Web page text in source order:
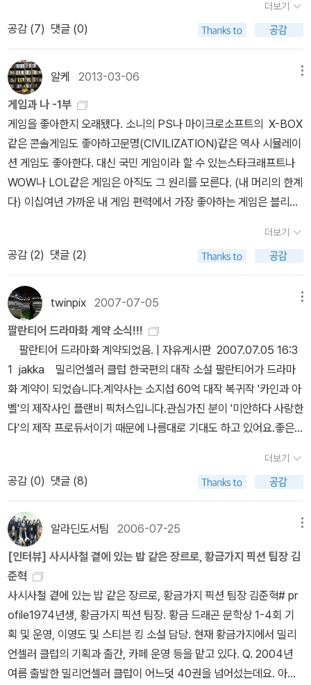
타지 소설로 판타지 소설임에도 마법은 나오지 않고 아서왕 류의 기
사간 결투나 대규모 전투신이 나오며 특이하게 비극적인 내용을 다루
고 있습니다.1~2부 10권인데 현재 거의 절판상태입니다.7.팔란티어
(1999)-김민영멀지않은 미래에 일어날 수 있을 판타지 가상 세계와
현실 사이의 혼동을 다루고 있는 팔란티어는 한국 최초의 가상현실
게임을 배경으로 한 소설로 현실에 일어난 사건을 파헤치기 위해서
게임속에서 증거를 찾는 스릴러 소설로 온라인 게임 중독을 예견하고
비판한 작품입니다.-계속-
이제는 오버 연기까지 더해 가증스럽기가 하늘을 찌를 지경이다. 이
현실을 참 ... 다들 어떻게 견디나 모르겠다. 비위가 약한 데는 단 것을
먹는 게 좋다해서 대추차에 호두,율무가루를 섞어 마시며 달래고 있
다. 해경이 그토록 소극적으로 움직인 게 정말 조직이 말도 아니게 무
너져 있어서 그런 것일까? 정말 그런 건가?나는 정말 이해가 안된다.
아무리 조직이 무너져 있어도 그렇지 당장 눈 앞에서 배가 침몰하고
수백명의 아이들과 사람들이 배안에 갇혀 있다는 걸 알면서도 그럴
수가 있다는 게 나는 도저히 도저히 도저히 이해가 안된다. 지원 가능
한 수단을 사용하지도 않고, 심지어 거부하면서까지 손놓고 있었다는
게 나는 정말 이해가 안된다. 아무리 매뉴얼이 없고, 매뉴얼대로 하기
가 어려웠다해도 ... 그래도 그 정도까지였다는 게 도무지 이해할 수
없다.도대체 뭐가 있는 거야? 몇 년이 걸린다해도 현장에 있었던 사
람들의 당시 행동분석, 심리까지 철저히, A부터 Z까지 관련된 사항
라 학자들, 탐사기자들 모두 달라붙어 조사연구해줬으면 한다. 반드
시 해야 한다. ..........................................................................도돌이
표 같은 생각. 이런 탐사와 연구와 분석, 대안 보고서들이 나올 수준을
갖춘 사회라면 ... 세월호 참사 같은 사고는 일어나지 않았을 것이고,
혹 사고가 났더라도 이 지경까지 이르지는 않을 것이라는 생각. 원래
는 읽었던 책들에 대해 쓰려고 했는데 엉뚱한 글이 나왔다. [영원한
제국] 이래 오랜만에 이인화의 [지옥설계도]를 읽었는데 여러가지를
생각하게 하는 소설이었다. 이 비슷한 내용과 형식의 내가 읽었던 한
계였고, [지옥설계도]는 최면의 세계라는 차이가 있지만 이인화가 게
임폐인으로 살았던 경험을 토대로 집필된 소설이라는 점을 감안하면
최면의 세계, 인페르노 나인은 곧 중세전쟁 게임의 세계를 모티프로
하고 있다. [영원한 제국]에서 정조를 다룰 때도 느낀 거지만, 현실에
서의 개혁, 저항 같은 것들에 허무적인 생각을 갖고 있으면서 게임 온
라인 세계에서 수많은 게임자들이 가진 헌신에 대해서는 그렇게 간단
히 '잊지못할 경험'으로서 감동할 수 있었다는 게 놀라웠다. '부재하는
이상에 헌신하는 순교자'들을 어째 게임세상에서 발견한다는 건지 안
타깝다.강고한 현실의 힘을 과도하게 보기 때문이고 현실은 늘 약육
강식의 원리대로 흘러간다는 믿음 때문일 듯하다. 김훈식으로, '인류
의 역사가 약육강식으로 이루어져왔다는 것을 '긍정'할 수는 없어도
'인정'할 수는 있다'는 태도와 같은 것이려나? [스토리텔링 진화론]에
더보기
공감 (7) 댓글 (0)
알케 2013-03-06
게임과 나 -1부
게임을 좋아한지 오래됐다. 소니의 PS나 마이크로소프트의 X-BOX
같은 콘솔게임도 좋아하고문명(CIVILIZATION)같은 역사 시뮬레이
션 게임도 좋아한다. 대신 국민 게임이라 할 수 있는스타크래프트나
WOW나 LOL같은 게임은 아직도 그 원리를 모른다. (내 머리의 한계
다) 이십여년 가까운 내 게임 편력에서 가장 좋아하는 게임은 블리자
12년만에 출시한 3까지 디아블로 시리즈는 내 이십대 후반부터 사십
대까지를 관통하는 상징이랄 수 있다. 다중접속 롤플레잉게임 (mm
orpg)인 디아블로는 자신의 캐릭터(직업)를 정해서 다양한 퀘스트를
해결하며 성장하는 게임이다. 흔한 RPG게임에 대한 철학적 질문인
'이 중 누가 나인가?' 라는 디지털 호접지몽을 만들어 내는 몽유도원
도이기도 하다. 물론 복숭아밭 대신에 낭자한 피와 죽음의 냄새가 가
득하지만 말이다. 여러 이유가 있지만 내가 이 디아블로 좋아하는 가
장 큰 이유는 소위 ' 핵 앤 슬래쉬 hack-and-slash'의 쾌감 때문이
다. 나를 위협하고 공격하며 내 길을 막는 몬스터들을 '난도질'하는 쾌
감..현실계에서는 불가능한 은밀하고 금지된 '악마적 상상'이 마우스
를 잡은 오른손을 통해 실감나는 타격감과 함께 구현되는 이런 즐거
움은 중독성이 아주 세다. 나는 고어- 슬래쉬 무비의 미덕은 인간 본
능 깊이 숨겨져 있는 악마적 본성을 어두운 극장에서 추체험적으로
종의 '안전벨트'의 기능이다. 이런 맥락에서 지난 십여년 동안 디아블
로를 즐기며 숱한 바람불고 거친 들판과 어둡고 컴컴한 던전 곳곳에
서 많은 사람들을 학살했다.못된 상사, 계약을 파기한 갑, 내 차 앞에
서 급제동한 택시 기사, 내 발을 밟고도 사과없이 지나간 여자... et
c 하지만 화면에 스태프 스크롤이 올라가고 극장에 불이 들어오면 구
겨진 옷을 추스르고 팝콘 봉투와 콜라컵을 얌전히 두손에 들고 앞 사
람을 따라 출구로 나가 약간의 현기증을 느끼며 현실로 돌아오는 것
처럼 게임이 끝나면 나도 두 세시간 전의 정상적인 사람으로 되돌아
가서 지금껏 산다. 하지만 아무도 내가 디아블로 북미 서버에 dps 20
더보기
공감 (2) 댓글 (2)
twinpix 2007-07-05
팔란티어 드라마화 계약 소식!!!
팔란티어 드라마화 계약되었음. | 자유게시판 2007.07.05 16:3
1 jakka 밀리언셀러 클럽 한국편의 대작 소설 팔란티어가 드라마
화 계약이 되었습니다.계약사는 소지섭 60억 대작 복귀작 '카인과 아
벨'의 제작사인 플랜비 픽처스입니다.관심가진 분이 '미안하다 사랑한
다'의 제작 프로듀서이기 때문에 나름대로 기대도 하고 있어요.좋은
고 있는데...흠 어찌 진행되었나 몰라요.이영도님 작품은 영화나 영상
화가 안 넘어가는군요...=========================
======================================
=====출처 : 이영도 공식 출판 카페http://cafe.naver.com/blo
odbird/10514
더보기
공감 (0) 댓글 (8)
알라딘도서팀 2006-07-25
[인터뷰] 사시사철 곁에 있는 밥 같은 장르로, 황금가지 픽션 팀장 김
준혁
사시사철 곁에 있는 밥 같은 장르로, 황금가지 픽션 팀장 김준혁# pr
ofile1974년생, 황금가지 픽션 팀장. 황금 드래곤 문학상 1-4회 기
획 및 운영, 이영도 및 스티븐 킹 소설 담당. 현재 황금가지에서 밀리
언셀러 클럽의 기획과 출간, 카페 운영 등을 맡고 있다. Q. 2004년
여름 출발한 밀리언셀러 클럽이 어느덧 40권을 넘어섰는데요. 아직